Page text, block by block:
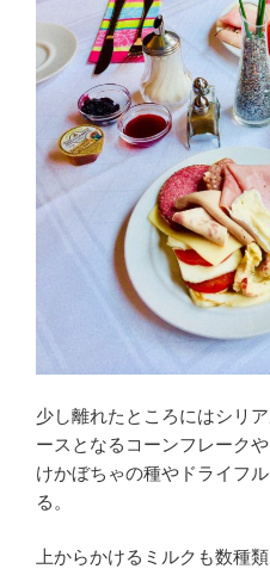
少し離れたところにはシリ
ースとなるコーンフレーク
けかぼちゃの種やドライフ
る。
上からかけるミルクも数種